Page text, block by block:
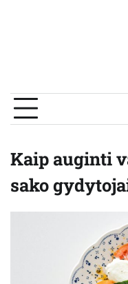
Kaip auginti
sako